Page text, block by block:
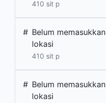
410 sit p
# Belum memasukkan
lokasi
410 sit p
# Belum memasukkan
lokasi